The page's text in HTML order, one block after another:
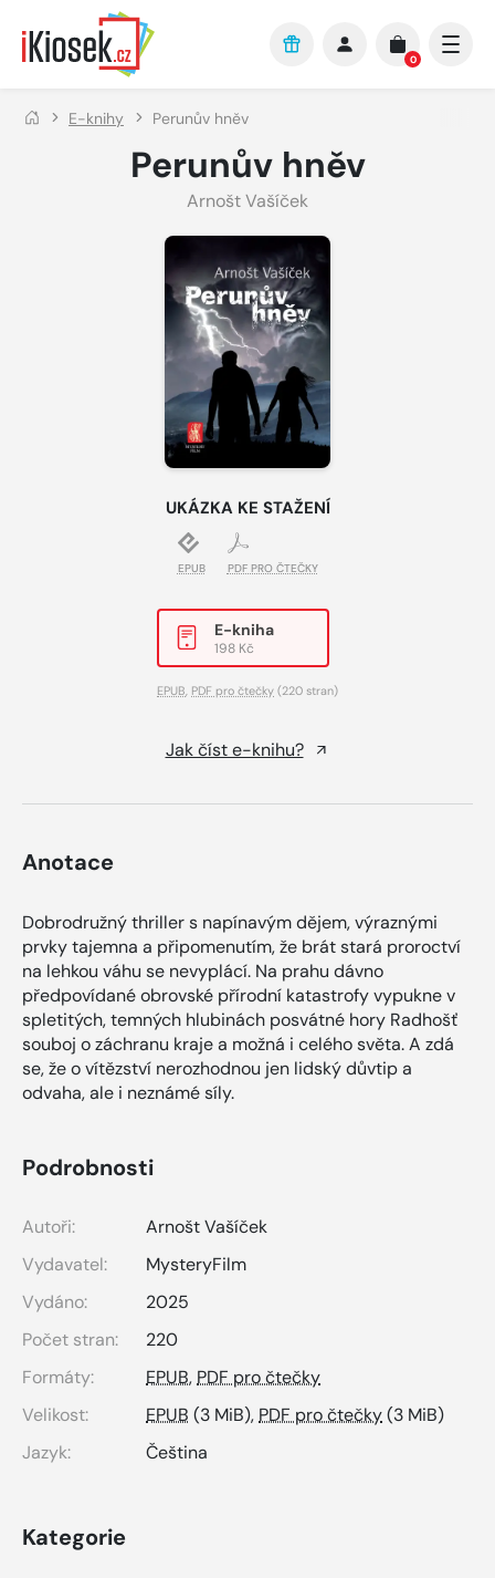
Přejít na hlavní obsah
0
E-knihy Perunův hněv
Perunův hněv
Arnošt Vašíček
UKÁZKA KE STAŽENÍ
EPUB PDF PRO ČTEČKY
E-kniha
198 Kč
EPUB PDF pro čtečky (220 stran)
Jak číst e-knihu?
Anotace
Dobrodružný thriller s napínavým dějem, výraznými
prvky tajemna a připomenutím, že brát stará proroctví
na lehkou váhu se nevyplácí. Na prahu dávno
předpovídané obrovské přírodní katastrofy vypukne v
spletitých, temných hlubinách posvátné hory Radhošť
souboj o záchranu kraje a možná i celého světa. A zdá
se, že o vítězství nerozhodnou jen lidský důvtip a
odvaha, ale i neznámé síly.
Podrobnosti
Autoři:
Arnošt Vašíček
Vydavatel:
MysteryFilm
Vydáno:
2025
Počet stran:
220
Formáty:
EPUB, PDF pro čtečky
Velikost:
EPUB (3 MiB), PDF pro čtečky(3 MiB)
Jazyk:
Čeština
Kategorie